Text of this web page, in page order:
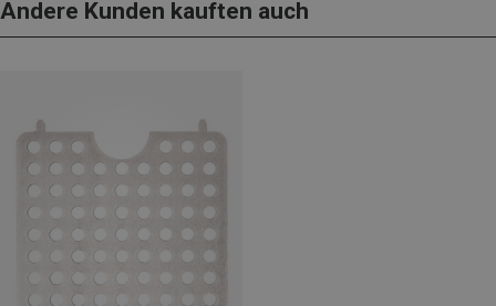
Andere Kunden kauften auch